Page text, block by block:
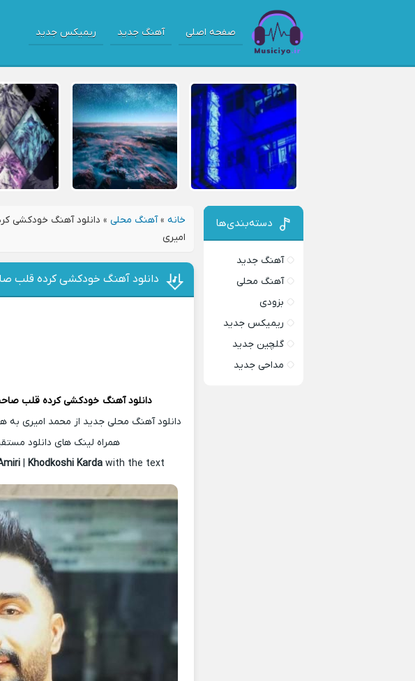
صفحه اصلی آهنگ جدید ریمیکس جدید
خانه »آهنگ محلی » دانلود آهنگ خودکشی
امیری
دانلود آهنگ خودکشی کرده قلب
دانلود آهنگ خودکشی کرده قلب
دانلود آهنگ محلی جدید از محمد امیری
همراه لینک های دانلود
|Khodkoshi Kardawith the text
دسته‌بندی‌ها
آهنگ جدید
آهنگ محلی
بزودی
ریمیکس جدید
گلچین جدید
مداحی جدید